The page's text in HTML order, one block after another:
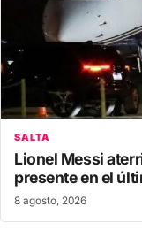
SALTA
Lionel Messi
presente en el
8 agosto, 2026